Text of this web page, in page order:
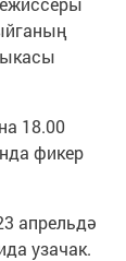
18.00
фикер
апрельдә
узачак.